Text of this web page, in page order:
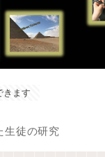
きます
生徒の研究